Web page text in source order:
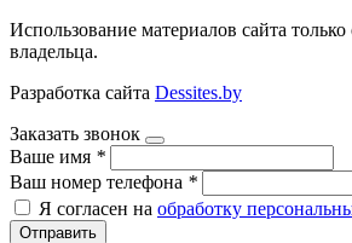
Использование материалов сайта
владельца.
Разработка сайта Dessites.by
Заказать звонок
Ваше имя *
Ваш номер телефона *
Я согласен на обработку
Отправить